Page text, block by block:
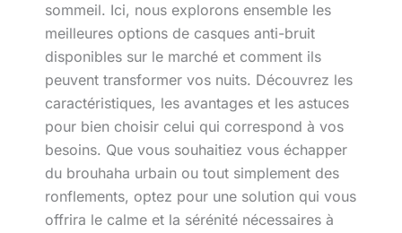
sommeil. Ici, nous explorons ensemble les
meilleures options de casques anti-bruit
disponibles sur le marché et comment ils
peuvent transformer vos nuits. Découvrez les
caractéristiques, les avantages et les astuces
pour bien choisir celui qui correspond à vos
besoins. Que vous souhaitiez vous échapper
du brouhaha urbain ou tout simplement des
ronflements, optez pour une solution qui vous
offrira le calme et la sérénité nécessaires à